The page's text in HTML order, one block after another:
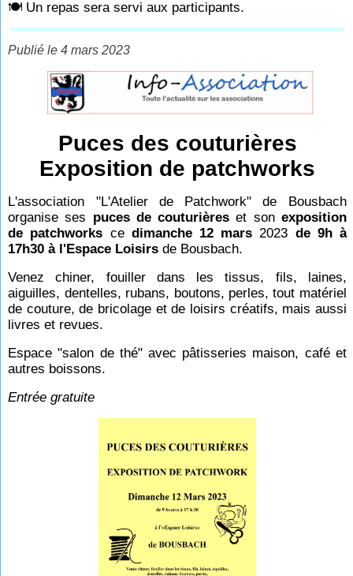
🍽 Un repas sera servi aux participants.
Publié le 4 mars 2023
Puces des couturières
Exposition de patchworks
L'association "L'Atelier de Patchwork" de Bousbach
organise ses puces de couturières et son exposition
de patchworks ce dimanche 12 mars 2023 de 9h à
17h30 à l'Espace Loisirs de Bousbach.
Venez chiner, fouiller dans les tissus, fils, laines,
aiguilles, dentelles, rubans, boutons, perles, tout matériel
de couture, de bricolage et de loisirs créatifs, mais aussi
livres et revues.
Espace "salon de thé" avec pâtisseries maison, café et
autres boissons.
Entrée gratuite